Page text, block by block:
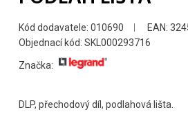
Kód dodavatele: 010690
EAN:
Objednací kód: SKL000293716
Značka:
DLP, přechodový díl, podlahová lišta.